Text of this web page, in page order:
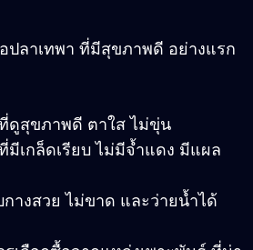
ปลาเทพา ที่มีสุขภาพดี อย่างแรก
ดูสุขภาพดี ตาใส ไม่ขุ่น
มีเกล็ดเรียบ ไม่มีจ้ำแดง มีแผล
างสวย ไม่ขาด และว่ายน้ำได้